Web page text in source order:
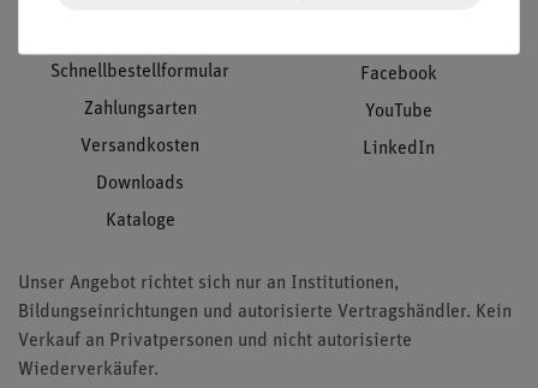
Schnellbestellformular
Zahlungsarten
Versandkosten
Downloads
Kataloge
Facebook
YouTube
LinkedIn
Unser Angebot richtet sich nur an Institutionen,
Bildungseinrichtungen und autorisierte Vertragshändler. Kein
Verkauf an Privatpersonen und nicht autorisierte
Wiederverkäufer.